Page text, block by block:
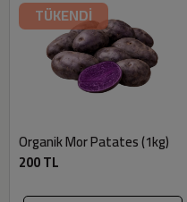
TÜKENDİ
Organik Mor Patates (1kg)
200 TL